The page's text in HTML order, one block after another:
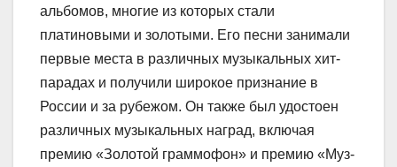
альбомов, многие из которых стали
платиновыми и золотыми. Его песни занимали
первые места в различных музыкальных хит-
парадах и получили широкое признание в
России и за рубежом. Он также был удостоен
различных музыкальных наград, включая
премию «Золотой граммофон» и премию «Муз-